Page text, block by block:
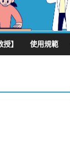
授】 使用規範